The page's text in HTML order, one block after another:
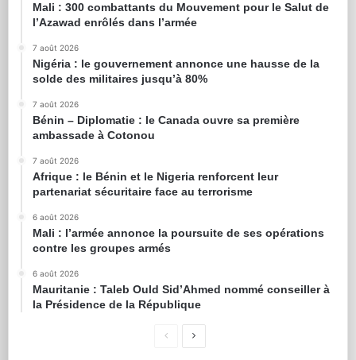
Mali : 300 combattants du Mouvement pour le Salut de
l’Azawad enrôlés dans l’armée
7 août 2026
Nigéria : le gouvernement annonce une hausse de la
solde des militaires jusqu’à 80%
7 août 2026
Bénin – Diplomatie : le Canada ouvre sa première
ambassade à Cotonou
7 août 2026
Afrique : le Bénin et le Nigeria renforcent leur
partenariat sécuritaire face au terrorisme
6 août 2026
Mali : l’armée annonce la poursuite de ses opérations
contre les groupes armés
6 août 2026
Mauritanie : Taleb Ould Sid’Ahmed nommé conseiller à
la Présidence de la République